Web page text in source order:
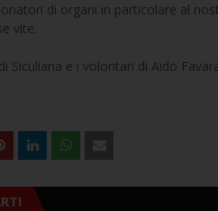
di organi in particolare al
vite.
Siculiana e i volontari di Aido